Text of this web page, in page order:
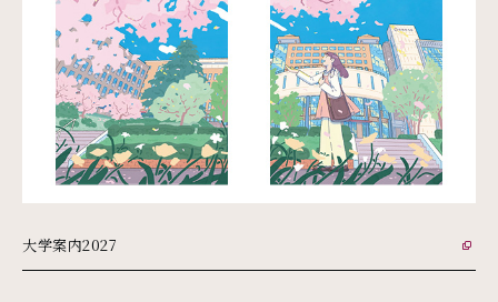
大学案内2027
外部リンク